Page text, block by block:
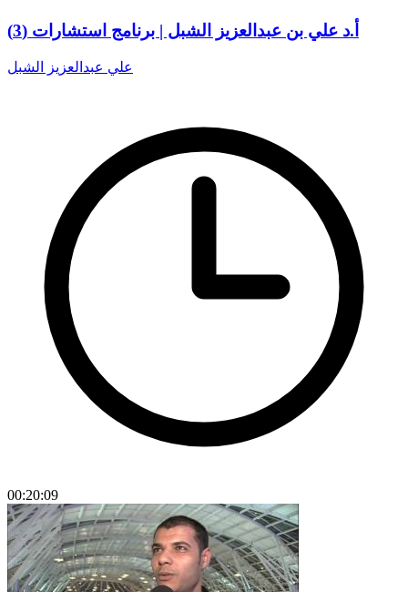
أ.د علي بن عبدالعزيز الشبل | برنامج استشارات (3)
علي عبدالعزيز الشبل
00:20:09